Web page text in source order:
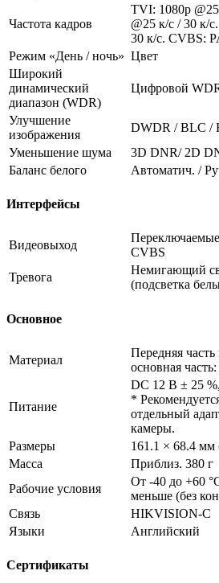
Частота кадров
TVI: 1080p
@25 к/с / 30 к/
30 к/с. CVBS:
Режим «День / ночь» Цвет
Широкий
динамический
диапазон (WDR)
Цифровой
Улучшение
изображения
DWDR / BLC /
Уменьшение шума
3D DNR/ 2D
Баланс белого
Автоматич. /
Интерфейсы
Видеовыход
CVBS
Тревога
Немигающий
(подсветка
Основное
Материал
Передняя часть
основная
Питание
DC 12 В ± 25
*
отдельный
камеры.
Размеры
161.1 × 68.4 мм
Масса
Приблиз. 380 г
Рабочие условия
От -40 до +60
меньше (без
Связь
HIKVISION-C
Языки
Английский
Сертификаты